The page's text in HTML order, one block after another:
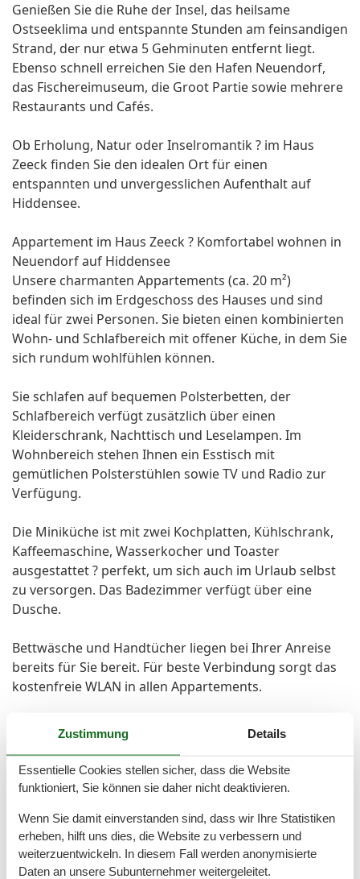
Genießen Sie die Ruhe der Insel, das heilsame
Ostseeklima und entspannte Stunden am feinsandigen
Strand, der nur etwa 5 Gehminuten entfernt liegt.
Ebenso schnell erreichen Sie den Hafen Neuendorf,
das Fischereimuseum, die Groot Partie sowie mehrere
Restaurants und Cafés.
Ob Erholung, Natur oder Inselromantik ? im Haus
Zeeck finden Sie den idealen Ort für einen
entspannten und unvergesslichen Aufenthalt auf
Hiddensee.
Appartement im Haus Zeeck ? Komfortabel wohnen in
Neuendorf auf Hiddensee
Unsere charmanten Appartements (ca. 20 m²)
befinden sich im Erdgeschoss des Hauses und sind
ideal für zwei Personen. Sie bieten einen kombinierten
Wohn- und Schlafbereich mit offener Küche, in dem Sie
sich rundum wohlfühlen können.
Sie schlafen auf bequemen Polsterbetten, der
Schlafbereich verfügt zusätzlich über einen
Kleiderschrank, Nachttisch und Leselampen. Im
Wohnbereich stehen Ihnen ein Esstisch mit
gemütlichen Polsterstühlen sowie TV und Radio zur
Verfügung.
Die Miniküche ist mit zwei Kochplatten, Kühlschrank,
Kaffeemaschine, Wasserkocher und Toaster
ausgestattet ? perfekt, um sich auch im Urlaub selbst
zu versorgen. Das Badezimmer verfügt über eine
Dusche.
Bettwäsche und Handtücher liegen bei Ihrer Anreise
bereits für Sie bereit. Für beste Verbindung sorgt das
kostenfreie WLAN in allen Appartements.
Genießen Sie entspannte Tage im Haus Zeeck ? Ihr
Rückzugsort für erholsame Stunden auf der
wunderschönen Insel Hiddensee.
Gesamte Ausstattung
Entfernungen
Zustimmung Details
Essentielle Cookies stellen sicher, dass die Website
funktioniert, Sie können sie daher nicht deaktivieren.
Wenn Sie damit einverstanden sind, dass wir Ihre Statistiken
erheben, hilft uns dies, die Website zu verbessern und
weiterzuentwickeln. In diesem Fall werden anonymisierte
Daten an unsere Subunternehmer weitergeleitet.